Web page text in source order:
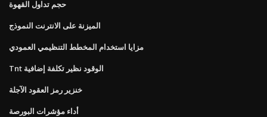
حجم تداول القهوة
الميزنة على الانترنت النموذج
مزايا استخدام المخطط التنظيمي العمودي
Tnt الوقود نظير تكلفة إضافية
خنزير رمز العقود الآجلة
أداء مؤشرات البورصة